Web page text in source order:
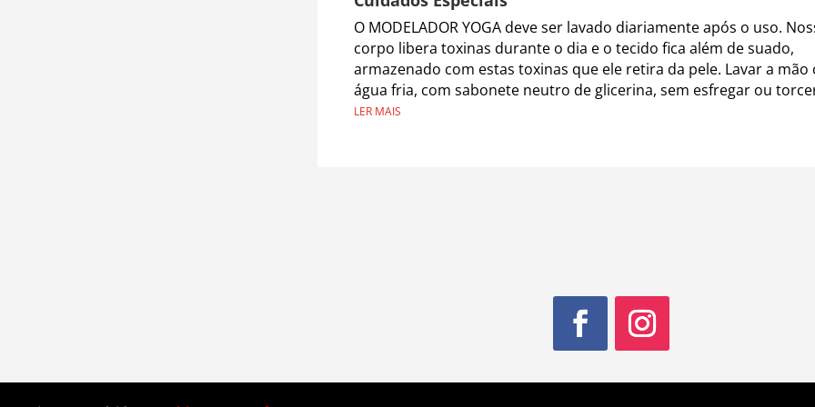
O MODELADOR YOGA deve ser lavado diariamente após o uso.
corpo libera toxinas durante o dia e o tecido fica além de suado,
armazenado com estas toxinas que ele retira da pele. Lavar a mão
água fria, com sabonete neutro de glicerina, sem esfregar ou
LER MAIS